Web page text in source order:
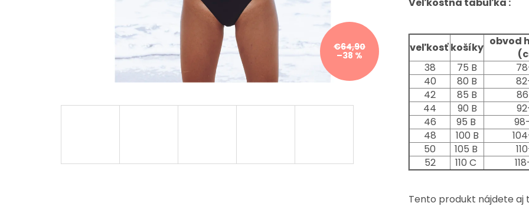
€64,90
–38 %
Veľkostná tabuľka :
veľkosťkošíky obvod
38
75 B
40
80 B
42
85 B
44
90 B
46
95 B
48
100 B
50
105 B
52
110 C
Tento produkt nájdete aj